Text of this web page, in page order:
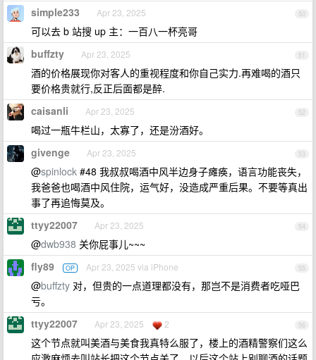
50
simple233 Apr 23, 2025
可以去 b 站搜 up 主：一百八一杯亮哥
51
buffzty Apr 23, 2025
酒的价格展现你对客人的重视程度和你自己实力.再难喝的酒只
要价格贵就行,反正后面都是醉.
52
caisanli Apr 23, 2025
喝过一瓶牛栏山，太寡了，还是汾酒好。
53
givenge Apr 23, 2025
@spinlock #48 我叔叔喝酒中风半边身子瘫痪，语言功能丧失，
我爸爸也喝酒中风住院，运气好，没造成严重后果。不要等真出
事了再追悔莫及。
54
ttyy22007 Apr 23, 2025
@dwb938 关你屁事儿~~~
55
fly89 OP Apr 23, 2025 via iPhone
@buffzty 对，但贵的一点道理都没有，那岂不是消费者吃哑巴
亏。
56
ttyy22007 Apr 23, 2025 2
这个节点就叫美酒与美食我真特么服了，楼上的酒精警察们这么